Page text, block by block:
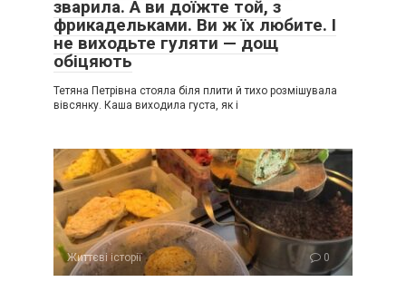
зварила. А ви доїжте той, з
фрикадельками. Ви ж їх любите. І
не виходьте гуляти — дощ
обіцяють
Тетяна Петрівна стояла біля плити й тихо розмішувала
вівсянку. Каша виходила густа, як і
Життєві історії 0